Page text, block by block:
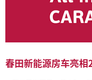
春田新能源房车亮